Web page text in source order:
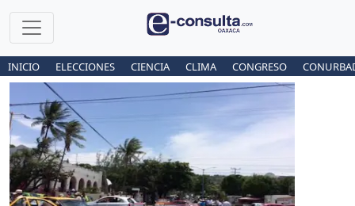
INICIO ELECCIONES CIENCIA CLIMA CONGRESO